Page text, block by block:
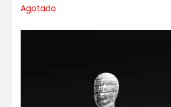
Agotado